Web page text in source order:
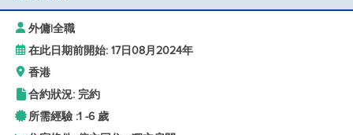
外傭|全職
在此日期前開始: 17日08月2024年
香港
合約狀況: 完約
所需經驗 :1 -6 歲